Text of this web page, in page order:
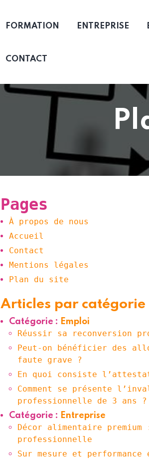
FORMATION ENTREPRISE
CONTACT
Pages
À propos de nous
Accueil
Contact
Mentions légales
Plan du site
Articles par catégorie
Catégorie : Emploi
Réussir sa reconversion
Peut-on bénéficier des
faute grave ?
En quoi consiste
Comment se présente
professionnelle de 3 ans ?
Catégorie : Entreprise
Décor alimentaire
professionnelle
Sur mesure et